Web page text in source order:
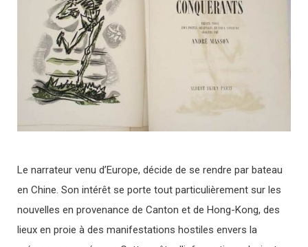
Le narrateur venu d’Europe, décide de se rendre par bateau
en Chine. Son intérêt se porte tout particulièrement sur les
nouvelles en provenance de Canton et de Hong-Kong, des
lieux en proie à des manifestations hostiles envers la